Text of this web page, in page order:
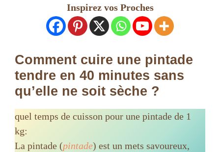
Inspirez vos Proches
Comment cuire une pintade
tendre en 40 minutes sans
qu’elle ne soit sèche ?
quel temps de cuisson pour une pintade de 1
kg:
La pintade (pintade) est un mets savoureux,